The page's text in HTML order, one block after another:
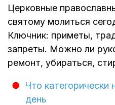
Церковные
святому молиться
Ключник: приметы,
запреты. Можно ли
ремонт, убираться,
Что категорически
день